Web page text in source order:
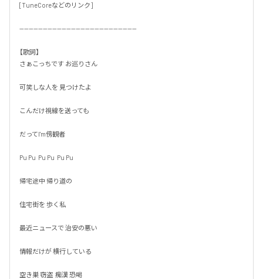
[TuneCoreなどのリンク]
--------------------------------------------------
【歌詞】
さぁこっちです お巡りさん
可笑しな人を 見つけたよ
こんだけ視線を送っても
だってI'm傍観者
Pu Pu  Pu Pu  Pu Pu
帰宅途中 帰り道の
住宅街を 歩く私
最近ニュースで 治安の悪い
情報だけが 横行している
空き巣 窃盗  痴漢 恐喝